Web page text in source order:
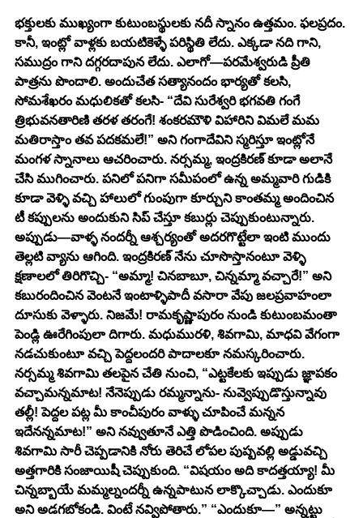
భక్తులకు ముఖ్యంగా కుటుంబస్థులకు నదీ స్నానం ఉత్తమం. ఫలప్రదం.
కానీ, ఇంట్లో వాళ్లకు బయటికెళ్ళే పరిస్థితి లేదు. ఎక్కడా నది గాని,
సముద్రం గాని దగ్గరదాపున లేదు. ఎలాగో—పరమేశ్వరుడి ప్రీతి
పాత్రను పొందాలి. అందుచేత సత్యానందం భార్యతో కలసి,
సోమశేఖరం మధులికతో కలసి- “దేవి సురేశ్వరి భగవతి గంగే
త్రిభువనతారిణి తరళ తరంగే! శంకరమౌళి విహారిని విమలే మమ
మతిరాస్తాం తవ పదకమలే!” అని గంగాదేవిని స్మరిస్తూ ఇంట్లోనే
మంగళ స్నానాలు ఆచరించారు. నర్సమ్మ, ఇంద్రకిరణ్ కూడా అలానే
చేసి ముగించారు. పనిలో పనిగా సమీపంలో ఉన్న అమ్మవారి గుడికి
కూడా వెళ్ళి వచ్చి హాలులో గుంపుగా కూర్చుని కాంతమ్మ అందించిన
టీ కప్పులను అందుకుని సిప్ చేస్తూ కబుర్లు చెప్పుకుంటున్నారు.
అప్పుడు—వాళ్ళ నందర్నీ ఆశ్చర్యంతో అదరగొట్టేలా ఇంటి ముందు
తెల్లటి వ్యాను ఆగింది. ఇంద్రకిరణ్ నేను చూసొస్తానంటూ వెళ్ళి
క్షణాలలో తిరిగొచ్చి- “అమ్మా! చినబాబూ, చిన్నమ్మా వచ్చారే!” అని
కబురందించిన వెంటనే ఇంటాళ్ళిపాదీ వసారా వేపు జలప్రవాహంలా
దూసుకు వెళ్ళారు. నిజమే! రామకృష్ణాపురం నుండి కుటుంబమంతా
పెండ్లి ఊరేగింపులా దిగారు. మధుమురళి, శివగామి, మాధవి వేగంగా
నడచుకుంటూ వచ్చి పెద్దలందరి పాదాలకూ నమస్కరించారు.
నర్సమ్మ శివగామి తలపైన చేతి నుంచి, “ఎట్టకేలకు ఇప్పుడు జ్ఞాపకం
వచ్చామన్నమాట! నేనెప్పుడు రమ్మన్నాను- నువ్వెప్పుడొస్తున్నావు
తల్లీ! పెద్దల పట్ల మీ కాంచీపురం వాళ్ళు చూపించే మన్నన
ఇదేనన్నమాట!” అని నవ్వుతూనే ఎత్తి పొడించింది. అప్పుడు
శివగామి సారీ చెప్పడానికి నోరు తెరిచే లోపల పుష్పవల్లి అడ్డువచ్చి
అత్తగారికి సంజాయిషీ చెప్పుకుంది. “విషయం అది కాదత్తయ్యా! మీ
చిన్నబ్బాయే మమ్మల్నందర్నీ ఉన్నపాటున లాక్కొచ్చాడు. ఎందుకూ
అని అడగబోకండి. వింటే నవ్విపోతారు.” “ఎందుకూ—” అన్నట్టు